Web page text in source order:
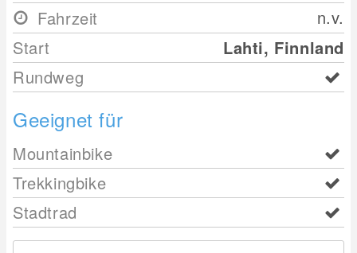
Fahrzeit
n.v.
Start
Lahti, Finnland
Rundweg
Geeignet für
Mountainbike
Trekkingbike
Stadtrad